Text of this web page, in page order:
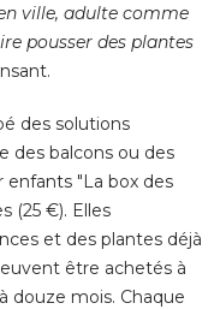
ville, adulte comme
pousser des plantes
des solutions
des balcons ou des
enfants "La box des
(25 €). Elles
et des plantes déjà
être achetés à
douze mois. Chaque